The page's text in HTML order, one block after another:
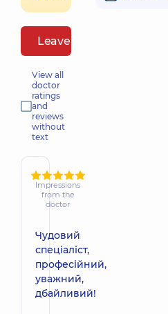
Leave a review
View all
doctor
ratings
and
reviews
without
text
Impressions
from the
doctor
Чудовий
спеціаліст,
професійний,
уважний,
дбайливий!